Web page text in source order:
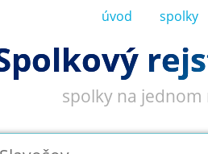
úvod spolky
spolky na jednom